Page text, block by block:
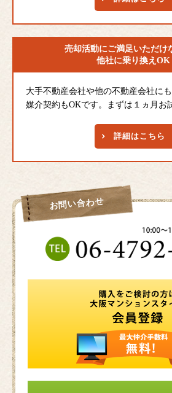
売却活動にご満足いただけ
他社に乗り換えOK
大手不動産会社や他の不動産会社に
媒介契約もOKです。まずは１ヵ月お
詳細はこちら
お問い合わせ